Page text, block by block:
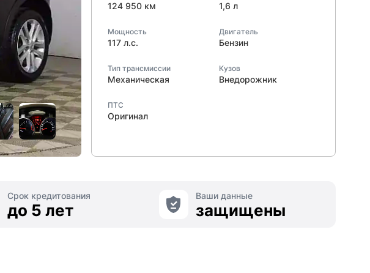
124 950 км 1,6 л
Мощность
117 л.с.
Двигатель
Бензин
Тип трансмиссии
Механическая
Кузов
Внедорожник
ПТС
Оригинал
Срок кредитования
до 5 лет
Ваши данные
защищены